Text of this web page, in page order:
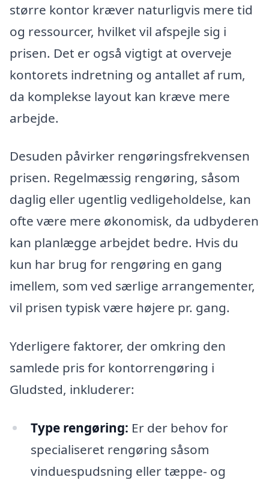
større kontor kræver naturligvis mere tid
og ressourcer, hvilket vil afspejle sig i
prisen. Det er også vigtigt at overveje
kontorets indretning og antallet af rum,
da komplekse layout kan kræve mere
arbejde.
Desuden påvirker rengøringsfrekvensen
prisen. Regelmæssig rengøring, såsom
daglig eller ugentlig vedligeholdelse, kan
ofte være mere økonomisk, da udbyderen
kan planlægge arbejdet bedre. Hvis du
kun har brug for rengøring en gang
imellem, som ved særlige arrangementer,
vil prisen typisk være højere pr. gang.
Yderligere faktorer, der omkring den
samlede pris for kontorrengøring i
Gludsted, inkluderer:
Type rengøring: Er der behov for
specialiseret rengøring såsom
vinduespudsning eller tæppe- og